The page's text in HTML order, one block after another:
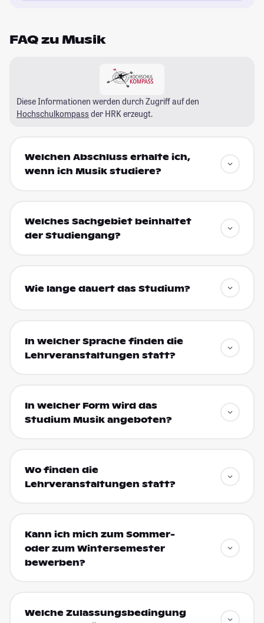
FAQ zu Musik
Diese Informationen werden durch Zugriff auf den
Hochschulkompass der HRK erzeugt.
Welchen Abschluss erhalte ich,
wenn ich Musik studiere?
Welches Sachgebiet beinhaltet
der Studiengang?
Wie lange dauert das Studium?
In welcher Sprache finden die
Lehrveranstaltungen statt?
In welcher Form wird das
Studium Musik angeboten?
Wo finden die
Lehrveranstaltungen statt?
Kann ich mich zum Sommer-
oder zum Wintersemester
bewerben?
Welche Zulassungsbedingung